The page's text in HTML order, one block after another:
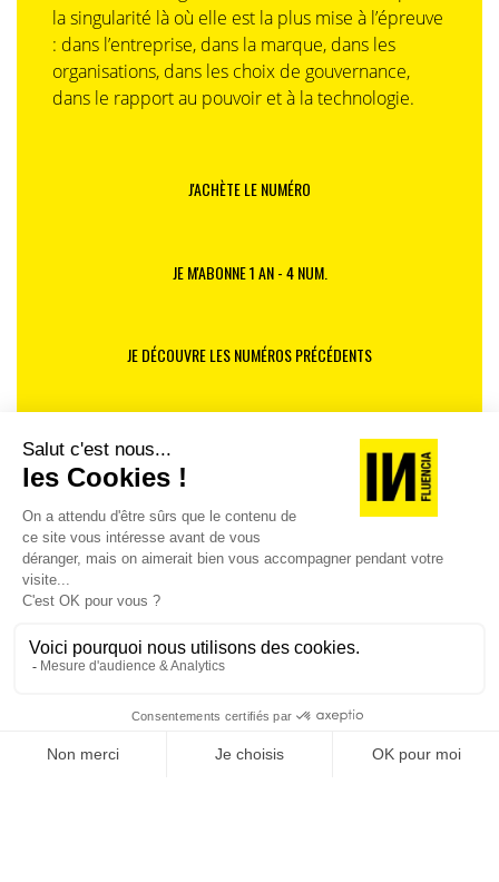
la singularité là où elle est la plus mise à l’épreuve
: dans l’entreprise, dans la marque, dans les
organisations, dans les choix de gouvernance,
dans le rapport au pouvoir et à la technologie.
J'ACHÈTE LE NUMÉRO
JE M'ABONNE 1 AN - 4 NUM.
JE DÉCOUVRE LES NUMÉROS PRÉCÉDENTS